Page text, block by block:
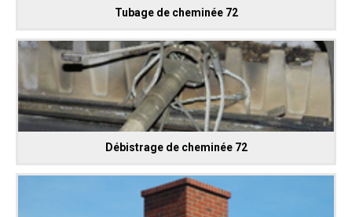
Tubage de cheminée 72
Débistrage de cheminée 72